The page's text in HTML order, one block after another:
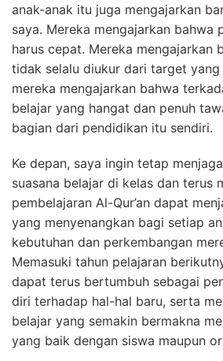
anak-anak itu juga mengajarkan
saya. Mereka mengajarkan bahwa
harus cepat. Mereka mengajarkan
tidak selalu diukur dari target
mereka mengajarkan bahwa
belajar yang hangat dan penuh
bagian dari pendidikan itu sendiri.
Ke depan, saya ingin tetap
suasana belajar di kelas dan terus
pembelajaran Al-Qur’an dapat
yang menyenangkan bagi setiap
kebutuhan dan perkembangan
Memasuki tahun pelajaran
dapat terus bertumbuh sebagai
diri terhadap hal-hal baru, serta
belajar yang semakin bermakna
yang baik dengan siswa maupun